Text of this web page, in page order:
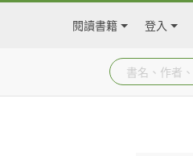
閱讀書籍 登入